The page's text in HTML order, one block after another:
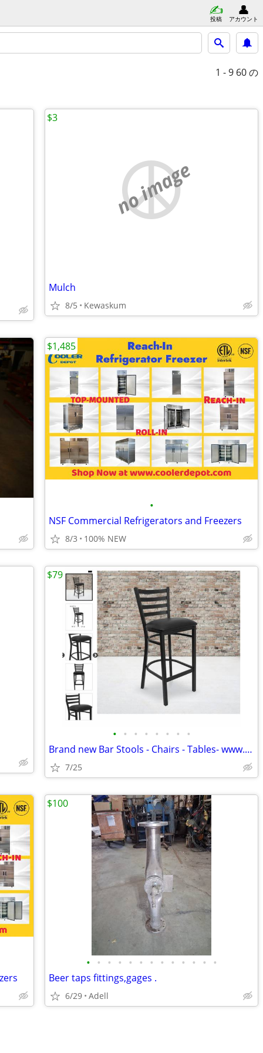
投稿 アカウント
1 - 9 60 の
no image
Mulch
8/5 Kewaskum
$3
•
NSF Commercial Refrigerators and Freezers
8/3 100% NEW
$1,485
• • • • • • • •
Brand new Bar Stools - Chairs - Tables- www.wholesalebarstoolclub.com
7/25
$79
• • • • • • • • • • • • •
Beer taps fittings,gages .
6/29 Adell
$100